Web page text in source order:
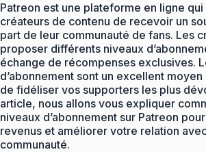
Patreon est une plateforme en ligne
créateurs de contenu de recevoir un
part de leur communauté de fans. Les
proposer différents niveaux
échange de récompenses exclusives.
d’abonnement sont un excellent
de fidéliser vos supporters les plus
article, nous allons vous expliquer
niveaux d’abonnement sur Patreon
revenus et améliorer votre relation
communauté.